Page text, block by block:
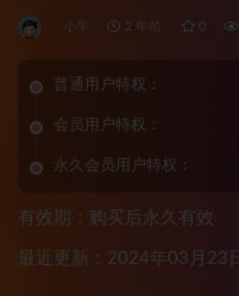
小学 2 年前 0
普通用户特权：
会员用户特权：
永久会员用户特权：
有效期：购买后永久有效
最近更新：2024年03月23日